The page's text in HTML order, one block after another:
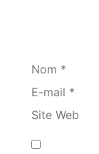
Nom *
E-mail *
Site Web